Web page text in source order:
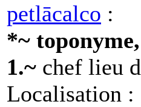
petlācalco :
*~ toponyme,
1.~ chef lieu
Localisation :